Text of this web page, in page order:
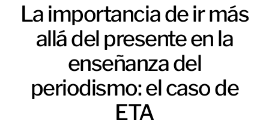
La importancia de ir más
allá del presente en la
enseñanza del
periodismo: el caso de
ETA